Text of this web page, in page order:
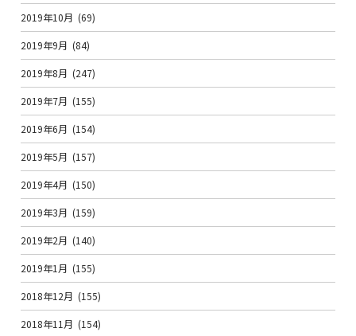
2019年10月 (69)
2019年9月 (84)
2019年8月 (247)
2019年7月 (155)
2019年6月 (154)
2019年5月 (157)
2019年4月 (150)
2019年3月 (159)
2019年2月 (140)
2019年1月 (155)
2018年12月 (155)
2018年11月 (154)